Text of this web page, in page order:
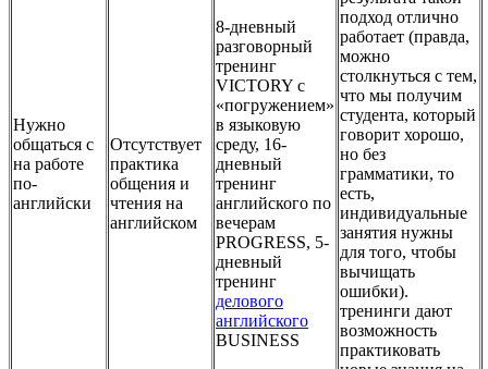
Нужно
общаться с
на работе
по-
английски
Отсутствует
практика
общения и
чтения на
английском
8-дневный
разговорный
тренинг
VICTORY с
«погружением»
в языковую
среду, 16-
дневный
тренинг
английского по
вечерам
PROGRESS, 5-
дневный
тренинг
делового
английского
BUSINESS
подход отлично
работает (правда,
можно
столкнуться с тем,
что мы получим
студента, который
говорит хорошо,
но без
грамматики, то
есть,
индивидуальные
занятия нужны
для того, чтобы
вычищать
ошибки).
тренинги дают
возможность
практиковать